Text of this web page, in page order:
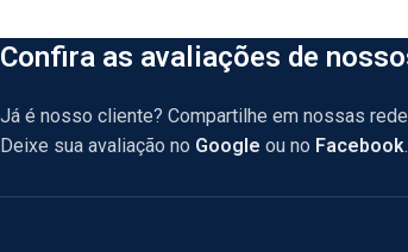
Confira as avaliações de
Já é nosso cliente? Compartilhe em nossas
Deixe sua avaliação no Google ou no Facebook.